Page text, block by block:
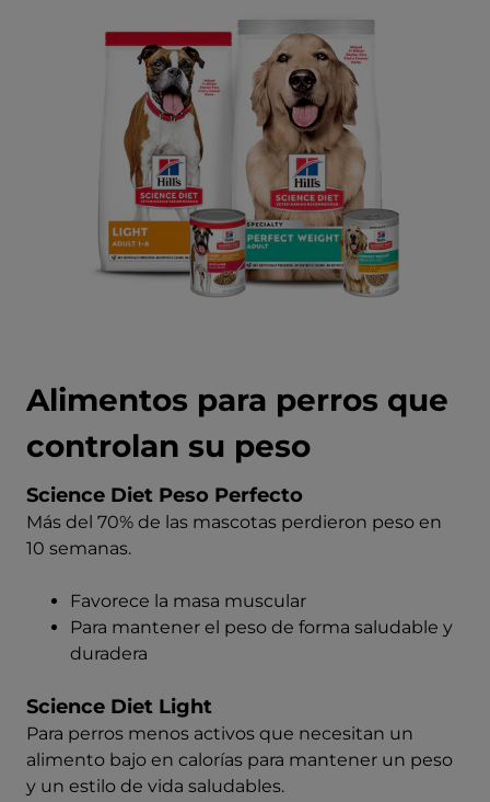
Alimentos para perros que
controlan su peso
Science Diet Peso Perfecto
Más del 70% de las mascotas perdieron peso en
10 semanas.
Favorece la masa muscular
Para mantener el peso de forma saludable y
duradera
Science Diet Light
Para perros menos activos que necesitan un
alimento bajo en calorías para mantener un peso
y un estilo de vida saludables.